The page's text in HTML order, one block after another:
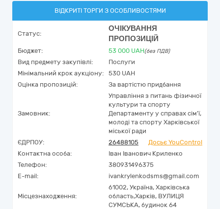
ВІДКРИТІ ТОРГИ З ОСОБЛИВОСТЯМИ
Статус:
ОЧІКУВАННЯ
ПРОПОЗИЦІЙ
Бюджет: 53 000 UAH(без ПДВ)
Вид предмету закупівлі:
Послуги
Мінімальний крок аукціону:
530 UAH
Оцінка пропозицій:
За вартістю придбання
Замовник:
Управління з питань фізичної
культури та спорту
Департаменту у справах сім'ї,
молоді та спорту Харківської
міської ради
ЄДРПОУ:
26488105
Досьє YouControl
Контактна особа:
Іван Іванович Криленко
Телефон:
380931496375
E-mail:
ivankrylenkodsms@gmail.com
Місцезнаходження:
61002, Україна, Харківська
область,Харків, ВУЛИЦЯ
СУМСЬКА, будинок 64